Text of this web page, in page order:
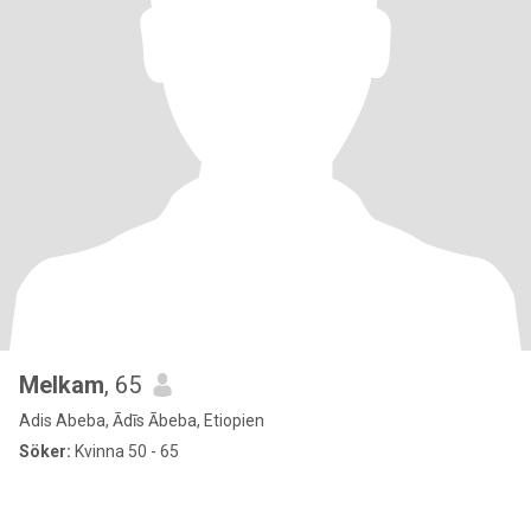
Melkam, 65
Adis Abeba, Ādīs Ābeba, Etiopien
Söker: Kvinna 50 - 65